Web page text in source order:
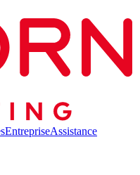
EntrepriseAssistance